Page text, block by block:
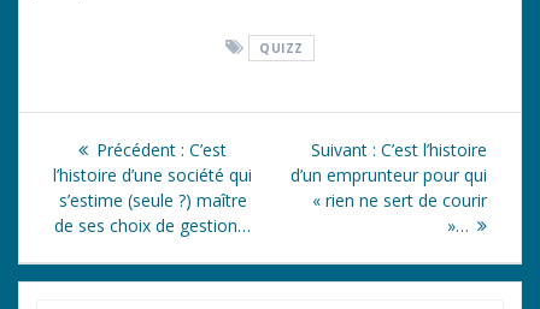
QUIZZ
Navigation
de
l’article
Précédent : Article
précédent
:
C’est
l’histoire d’une société qui
s’estime (seule ?) maître
de ses choix de gestion…
Suivant : Article
suivant
C’est l’histoire
d’un emprunteur pour qui
« rien ne sert de courir
»…